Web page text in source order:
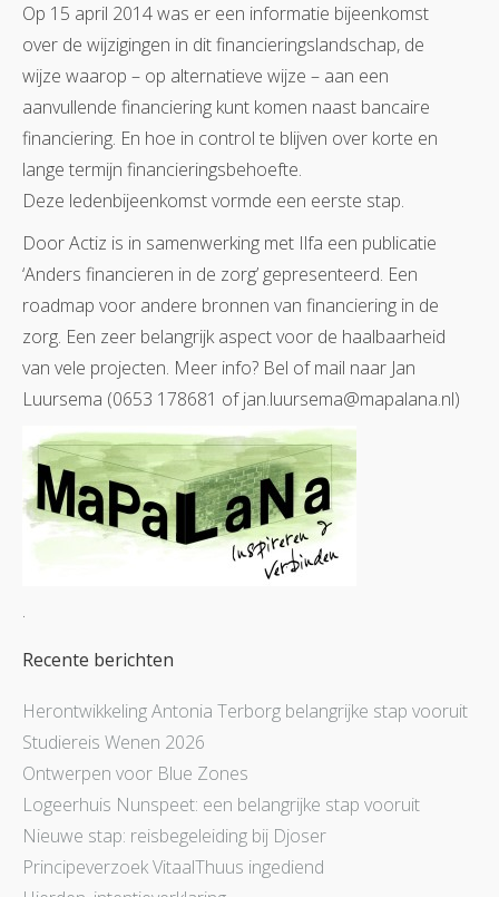
Op 15 april 2014 was er een informatie bijeenkomst
over de wijzigingen in dit financieringslandschap, de
wijze waarop – op alternatieve wijze – aan een
aanvullende financiering kunt komen naast bancaire
financiering. En hoe in control te blijven over korte en
lange termijn financieringsbehoefte.
Deze ledenbijeenkomst vormde een eerste stap.
Door Actiz is in samenwerking met Ilfa een publicatie
‘Anders financieren in de zorg’ gepresenteerd. Een
roadmap voor andere bronnen van financiering in de
zorg. Een zeer belangrijk aspect voor de haalbaarheid
van vele projecten. Meer info? Bel of mail naar Jan
Luursema (0653 178681 of jan.luursema@mapalana.nl)
.
Recente berichten
Herontwikkeling Antonia Terborg belangrijke stap vooruit
Studiereis Wenen 2026
Ontwerpen voor Blue Zones
Logeerhuis Nunspeet: een belangrijke stap vooruit
Nieuwe stap: reisbegeleiding bij Djoser
Principeverzoek VitaalThuus ingediend